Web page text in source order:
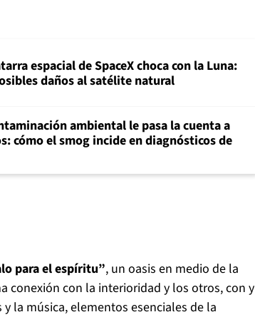
espacial de SpaceX choca con la Luna:
daños al satélite natural
ambiental le pasa la cuenta a
cómo el smog incide en diagnósticos de
para el espíritu”, un oasis en medio de la
conexión con la interioridad y los otros, con y
la música, elementos esenciales de la